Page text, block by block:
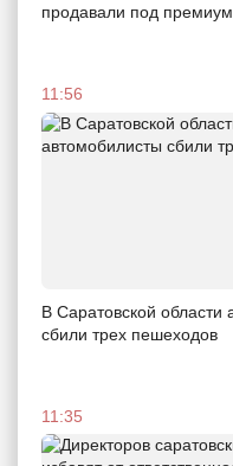
продавали под
11:56
В Саратовской области
сбили трех пешеходов
11:35